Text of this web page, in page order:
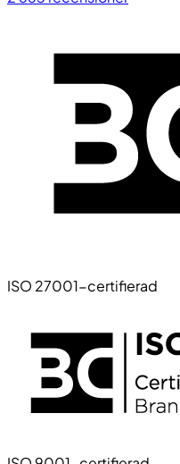
ISO 27001-certifierad